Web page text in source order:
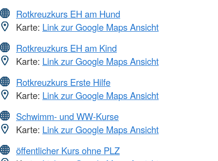
Rotkreuzkurs EH am Hund
Karte: Link zur Google Maps Ansicht
Rotkreuzkurs EH am Kind
Karte: Link zur Google Maps Ansicht
Rotkreuzkurs Erste Hilfe
Karte: Link zur Google Maps Ansicht
Schwimm- und WW-Kurse
Karte: Link zur Google Maps Ansicht
öffentlicher Kurs ohne PLZ